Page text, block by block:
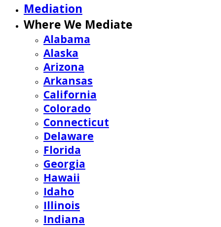
Mediation
Where We Mediate
Alabama
Alaska
Arizona
Arkansas
California
Colorado
Connecticut
Delaware
Florida
Georgia
Hawaii
Idaho
Illinois
Indiana